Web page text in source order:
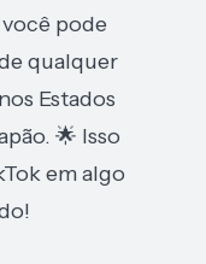
pode
qualquer
Estados
🌟 Isso
em algo